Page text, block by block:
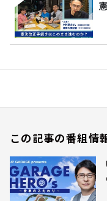
この記事の番組情